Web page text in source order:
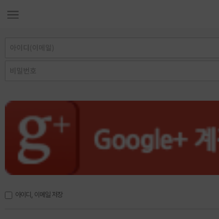
아이디, 이메일 저장